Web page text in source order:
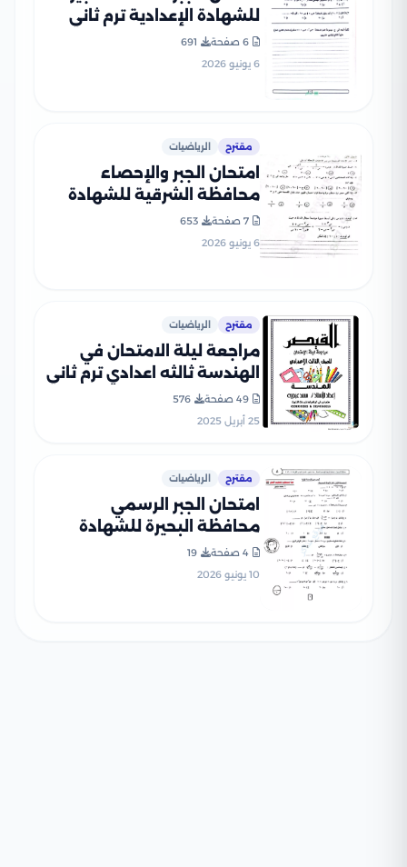
للشهادة الإعدادية ترم ثاني
2026 مع نموذج إجابة مقترح
6 صفحة
691
6 يونيو 2026
مقترح الرياضيات
امتحان الجبر والإحصاء
محافظة الشرقية للشهادة
الإعدادية ترم ثاني 2026 PDF
7 صفحة
653
6 يونيو 2026
مقترح الرياضيات
مراجعة ليلة الامتحان في
الهندسة ثالثه اعدادي ترم ثاني
بصيغة PDF من القيصر
49 صفحة
576
25 أبريل 2025
مقترح الرياضيات
امتحان الجبر الرسمي
محافظة البحيرة للشهادة
PDF لطلاب تالتة إعدادي
4 صفحة
19
10 يونيو 2026